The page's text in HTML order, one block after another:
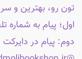
تون رو، بهترین و
اول؛ پیام به شماره تلفن؛
دوم: پیام در دایرکت